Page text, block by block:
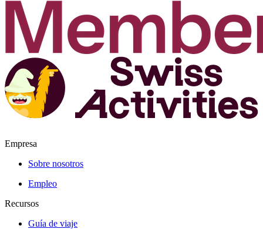
Empresa
Sobre nosotros
Empleo
Recursos
Guía de viaje